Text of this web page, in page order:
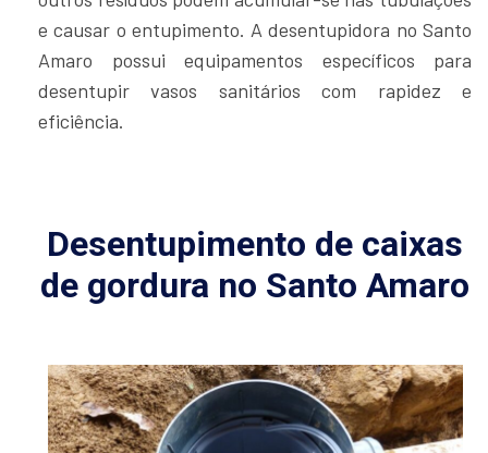
e causar o entupimento. A desentupidora no Santo
Amaro possui equipamentos específicos para
desentupir vasos sanitários com rapidez e
eficiência.
Desentupimento de caixas
de gordura no Santo Amaro